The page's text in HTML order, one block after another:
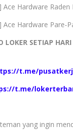
] Ace Hardware
] Ace Hardware Pare-
LOKER SETIAP
t.me/
t.me/
yang ingin